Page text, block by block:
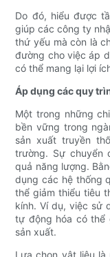
Do đó, hiểu được
giúp các công ty
thứ yếu mà còn là
đường cho việc áp
có thể mang lại lợi
Áp dụng các quy
Một trong những
bền vững trong
sản xuất truyền
trường. Sự chuyển
quả năng lượng.
dụng các hệ thống
thể giảm thiểu tiêu
kính. Ví dụ, việc sử
tự động hóa có thể
sản xuất.